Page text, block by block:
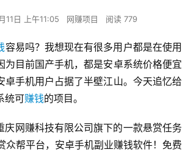
11日 上午11:05 网赚项目 阅读 779
容易吗？我想现在有很多用户都是在使用
为目前国产手机，都是安卓系统价格便宜
卓手机用户占据了半壁江山。今天追忆给
统可赚钱的项目。
庆网赚科技有限公司旗下的一款悬赏任务
众帮平台，安卓手机副业赚钱软件！免费